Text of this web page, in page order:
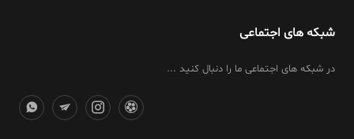
شبکه های اجتماعی
در شبکه های اجتماعی ما را دنبال کنید ...